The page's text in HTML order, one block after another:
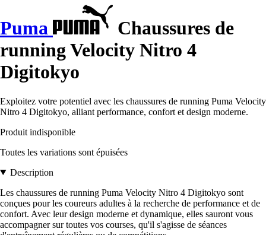
Puma
Chaussures de
running Velocity Nitro 4
Digitokyo
Exploitez votre potentiel avec les chaussures de running Puma Velocity
Nitro 4 Digitokyo, alliant performance, confort et design moderne.
Produit indisponible
Toutes les variations sont épuisées
Description
Les chaussures de running Puma Velocity Nitro 4 Digitokyo sont
conçues pour les coureurs adultes à la recherche de performance et de
confort. Avec leur design moderne et dynamique, elles sauront vous
accompagner sur toutes vos courses, qu'il s'agisse de séances